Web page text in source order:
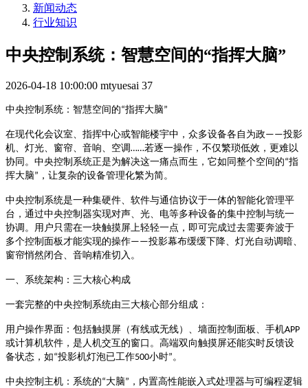
新闻动态
行业知识
中央控制系统：智慧空间的“指挥大脑”
2026-04-18 10:00:00 mtyuesai 37
中央控制系统：智慧空间的“指挥大脑”
在现代化会议室、指挥中心或智能楼宇中，众多设备各自为政——投影
机、灯光、窗帘、音响、空调……若逐一操作，不仅繁琐低效，更难以
协同。中央控制系统正是为解决这一痛点而生，它如同整个空间的“指
挥大脑” ，让复杂的设备管理化繁为简。
中央控制系统是一种集硬件、软件与通信协议于一体的智能化管理平
台，通过中央控制器实现对声、光、电等多种设备的集中控制与统一
协调 。用户只需在一块触摸屏上轻轻一点，即可完成过去需要奔波于
多个控制面板才能实现的操作——投影幕布缓缓下降、灯光自动调暗、
窗帘悄然闭合、音响精准切入 。
一、系统架构：三大核心构成
一套完整的中央控制系统由三大核心部分组成 ：
用户操作界面 ：包括触摸屏（有线或无线）、墙面控制面板、手机APP
或计算机软件，是人机交互的窗口。高端双向触摸屏还能实时反馈设
备状态，如“投影机灯泡已工作500小时”。
中央控制主机 ：系统的“大脑” ，内置高性能嵌入式处理器与可编程逻辑